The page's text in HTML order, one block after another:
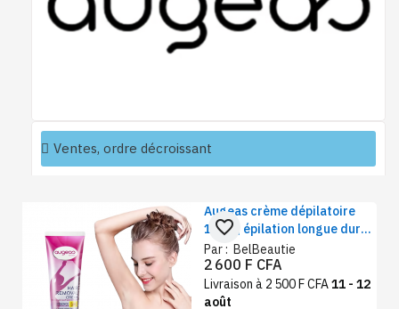
Augeas crème dépilatoire
120g | épilation longue durée
visage et corps | soin
épilatoire doux aux extraits
de plantes
Par : BelBeautie
favorite_border
2 600 F CFA
Livraison à 2 500 F CFA11 - 12
août